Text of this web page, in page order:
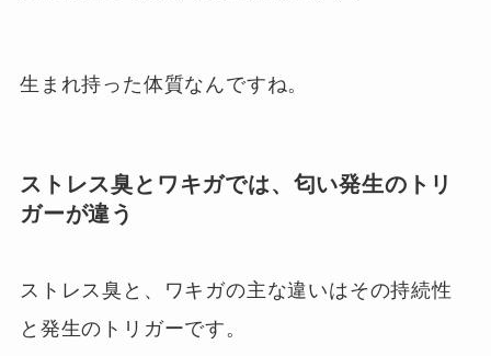
生まれ持った体質なんですね。
ストレス臭とワキガでは、匂い発生のトリ
ガーが違う
ストレス臭と、ワキガの主な違いはその持続性
と発生のトリガーです。